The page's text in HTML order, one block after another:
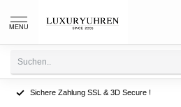
MENU
Sichere Zahlung SSL & 3D Secure !